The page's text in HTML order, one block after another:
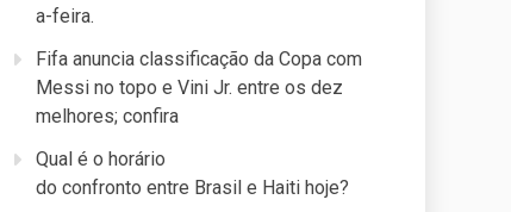
a-feira.
Fifa anuncia classificação da Copa com
Messi no topo e Vini Jr. entre os dez
melhores; confira
Qual é o horário
do confronto entre Brasil e Haiti hoje?